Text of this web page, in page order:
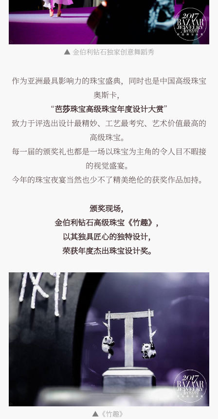
▲ 金伯利钻石独家创意舞蹈秀
作为亚洲最具影响力的珠宝盛典，同时也是中国高级珠宝
奥斯卡，
“芭莎珠宝高级珠宝年度设计大赏”
致力于评选出设计最精妙、工艺最考究、艺术价值最高的
高级珠宝。
每一届的颁奖礼也都是一场以珠宝为主角的令人目不暇接
的视觉盛宴。
今年的珠宝夜宴当然也少不了精美绝伦的获奖作品加持。
颁奖现场，
金伯利钻石高级珠宝《竹趣》，
以其独具匠心的独特设计，
荣获年度杰出珠宝设计奖。
▲ 《竹趣》